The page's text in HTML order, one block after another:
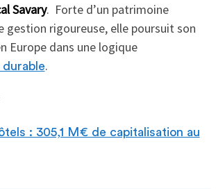
Savary. Forte d’un patrimoine
gestion rigoureuse, elle poursuit son
Europe dans une logique
.
: 305,1 M€ de capitalisation au